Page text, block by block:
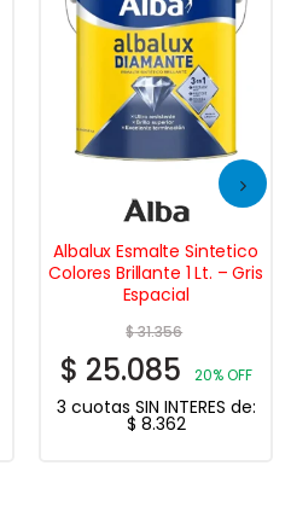
Albalux Esmalte Sintetico
Colores Brillante 1 Lt. – Gris
Espacial
$31.356
$ 25.085 20% OFF
3 cuotas SIN INTERES de:
$ 8.362